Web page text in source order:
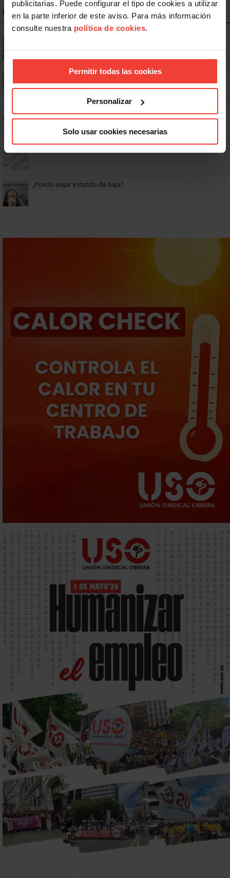
publicitarias. Puede configurar el tipo de cookies a utilizar
en la parte inferior de este aviso. Para más información
consulte nuestra política de cookies.
Permitir todas las cookies
Personalizar
Solo usar cookies necesarias
NOTICIAS MÁS LEÍDAS
Ya os podéis descargar la app de USO
No: si un festivo cae en sábado, no tienen por qué darte un día
libre
¿Puedo viajar estando de baja?